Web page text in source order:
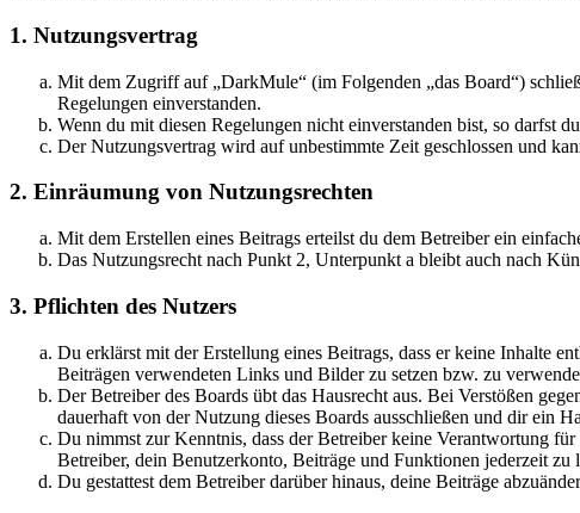
1. Nutzungsvertrag
Mit dem Zugriff auf „DarkMule“ (im Folgenden „das Board“)
Regelungen einverstanden.
Wenn du mit diesen Regelungen nicht einverstanden bist, so darfst
Der Nutzungsvertrag wird auf unbestimmte Zeit geschlossen und
2. Einräumung von Nutzungsrechten
Mit dem Erstellen eines Beitrags erteilst du dem Betreiber ein
Das Nutzungsrecht nach Punkt 2, Unterpunkt a bleibt auch nach
3. Pflichten des Nutzers
Du erklärst mit der Erstellung eines Beitrags, dass er keine Inhalte
Beiträgen verwendeten Links und Bilder zu setzen bzw. zu
Der Betreiber des Boards übt das Hausrecht aus. Bei Verstößen
dauerhaft von der Nutzung dieses Boards ausschließen und dir ein
Du nimmst zur Kenntnis, dass der Betreiber keine Verantwortung
Betreiber, dein Benutzerkonto, Beiträge und Funktionen jederzeit zu
Du gestattest dem Betreiber darüber hinaus, deine Beiträge